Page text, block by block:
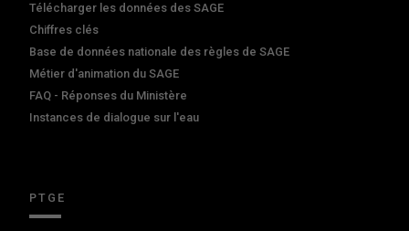
Télécharger les données des SAGE
Chiffres clés
Base de données nationale des règles de SAGE
Métier d'animation du SAGE
FAQ - Réponses du Ministère
Instances de dialogue sur l'eau
PTGE